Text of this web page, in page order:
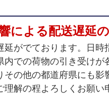
による配送遅延
がでております。日
での荷物の引き受けが
の他の都道府県にも影
解の程よろしくお願い